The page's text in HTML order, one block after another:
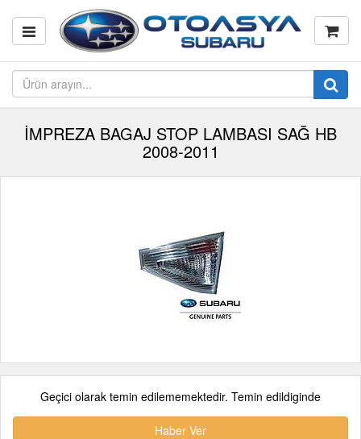
İMPREZA BAGAJ STOP LAMBASI SAĞ HB
2008-2011
Geçici olarak temin edilememektedir. Temin edildiginde
Haber Ver